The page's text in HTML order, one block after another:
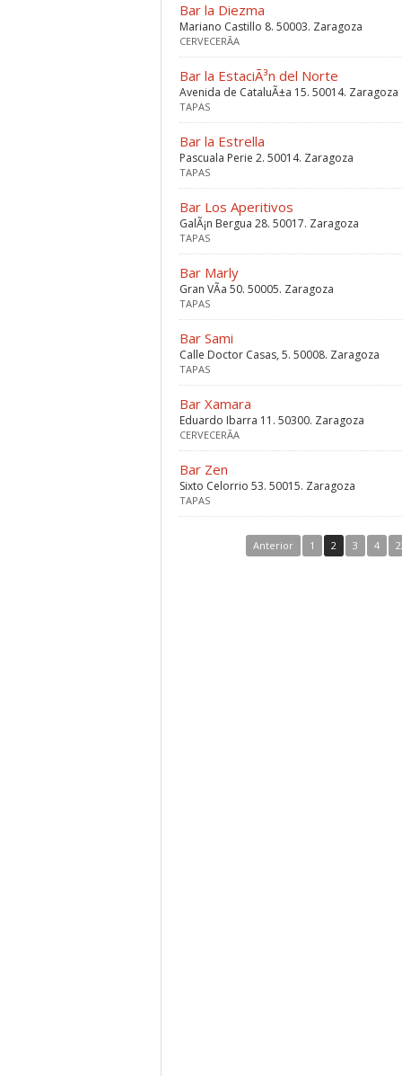
Bar la Diezma
Mariano Castillo 8. 50003. Zaragoza
CERVECERÃ­A
Bar la EstaciÃ³n del Norte
Avenida de CataluÃ±a 15. 50014. Zaragoza
TAPAS
Bar la Estrella
Pascuala Perie 2. 50014. Zaragoza
TAPAS
Bar Los Aperitivos
GalÃ¡n Bergua 28. 50017. Zaragoza
TAPAS
Bar Marly
Gran VÃ­a 50. 50005. Zaragoza
TAPAS
Bar Sami
Calle Doctor Casas, 5. 50008. Zaragoza
TAPAS
Bar Xamara
Eduardo Ibarra 11. 50300. Zaragoza
CERVECERÃ­A
Bar Zen
Sixto Celorrio 53. 50015. Zaragoza
TAPAS
Anterior 1 2 3 4